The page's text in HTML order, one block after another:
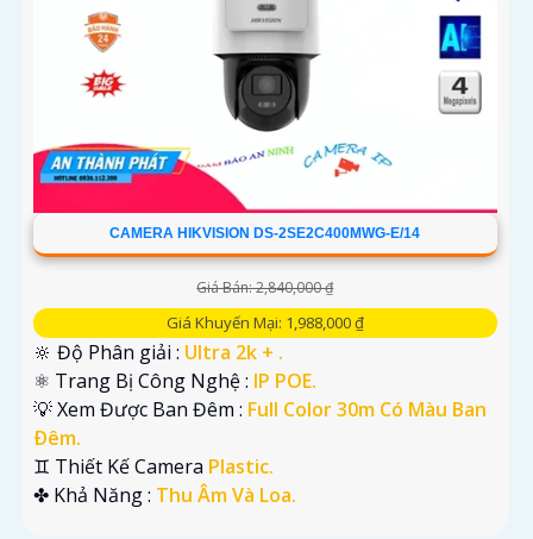
CAMERA HIKVISION DS-2SE2C400MWG-E/14
Giá Bán: 2,840,000 ₫
Giá Khuyến Mại: 1,988,000 ₫
🔆 Độ Phân giải : Ultra 2k + .
⚛️ Trang Bị Công Nghệ : IP POE.
💡 Xem Được Ban Đêm : Full Color 30m Có Màu Ban
Ðêm.
♊ Thiết Kế Camera Plastic.
️✤ Khả Năng : Thu Âm Và Loa.